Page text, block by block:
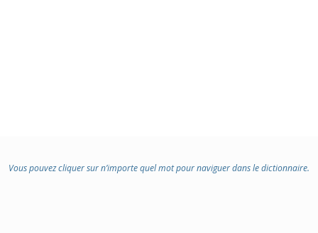
Vous pouvez cliquer sur n’importe quel mot pour naviguer dans le dictionnaire.